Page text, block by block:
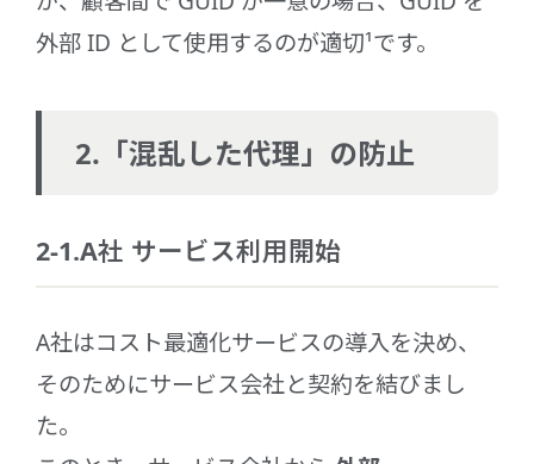
外部 ID として使用するのが適切¹です。
2.「混乱した代理」の防止
2-1.A社 サービス利用開始
A社はコスト最適化サービスの導入を決め、
そのためにサービス会社と契約を結びまし
た。